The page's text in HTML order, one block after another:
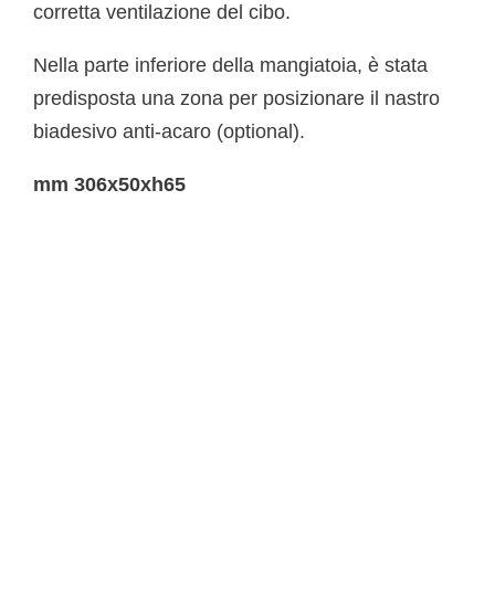
corretta ventilazione del cibo.
Nella parte inferiore della mangiatoia, è stata
predisposta una zona per posizionare il nastro
biadesivo anti-acaro (optional).
mm 306x50xh65